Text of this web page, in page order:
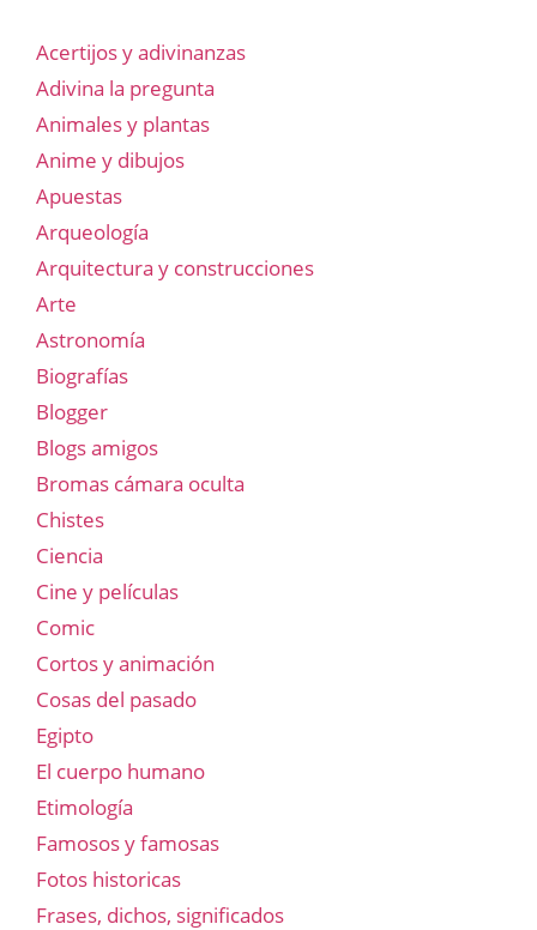
Acertijos y adivinanzas
Adivina la pregunta
Animales y plantas
Anime y dibujos
Apuestas
Arqueología
Arquitectura y construcciones
Arte
Astronomía
Biografías
Blogger
Blogs amigos
Bromas cámara oculta
Chistes
Ciencia
Cine y películas
Comic
Cortos y animación
Cosas del pasado
Egipto
El cuerpo humano
Etimología
Famosos y famosas
Fotos historicas
Frases, dichos, significados